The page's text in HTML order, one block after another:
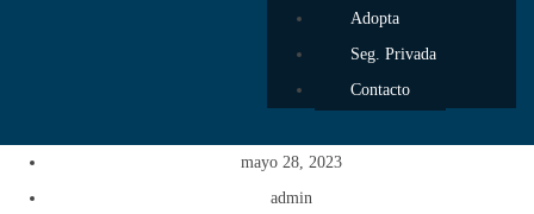
Adopta
Seg. Privada
Contacto
mayo 28, 2023
admin